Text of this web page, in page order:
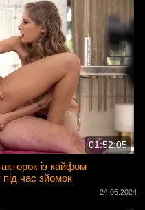
01:52:05
із кайфом
час зйомок
24.05.2024